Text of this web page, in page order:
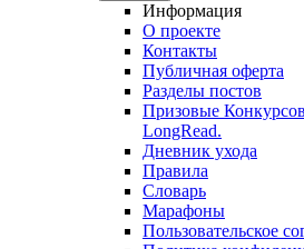
Информация
О проекте
Контакты
Публичная оферта
Разделы постов
Призовые
LongRead.
Дневник ухода
Правила
Словарь
Марафоны
Пользовательское